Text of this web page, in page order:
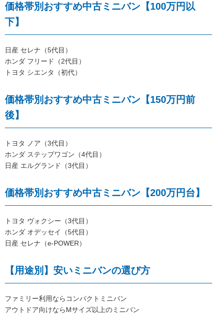
価格帯別おすすめ中古ミニバン【100万円以
下】
日産 セレナ（5代目）
ホンダ フリード（2代目）
トヨタ シエンタ（初代）
価格帯別おすすめ中古ミニバン【150万円前
後】
トヨタ ノア（3代目）
ホンダ ステップワゴン（4代目）
日産 エルグランド（3代目）
価格帯別おすすめ中古ミニバン【200万円台】
トヨタ ヴォクシー（3代目）
ホンダ オデッセイ（5代目）
日産 セレナ（e-POWER）
【用途別】安いミニバンの選び方
ファミリー利用ならコンパクトミニバン
アウトドア向けならMサイズ以上のミニバン